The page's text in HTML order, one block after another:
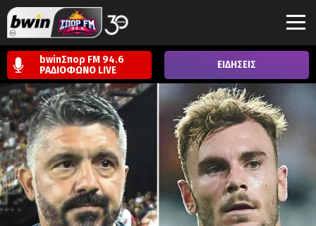
bwinΣπορ FM 94.6
ΡΑΔΙΟΦΩΝΟ LIVE ΕΙΔΗΣΕΙΣ